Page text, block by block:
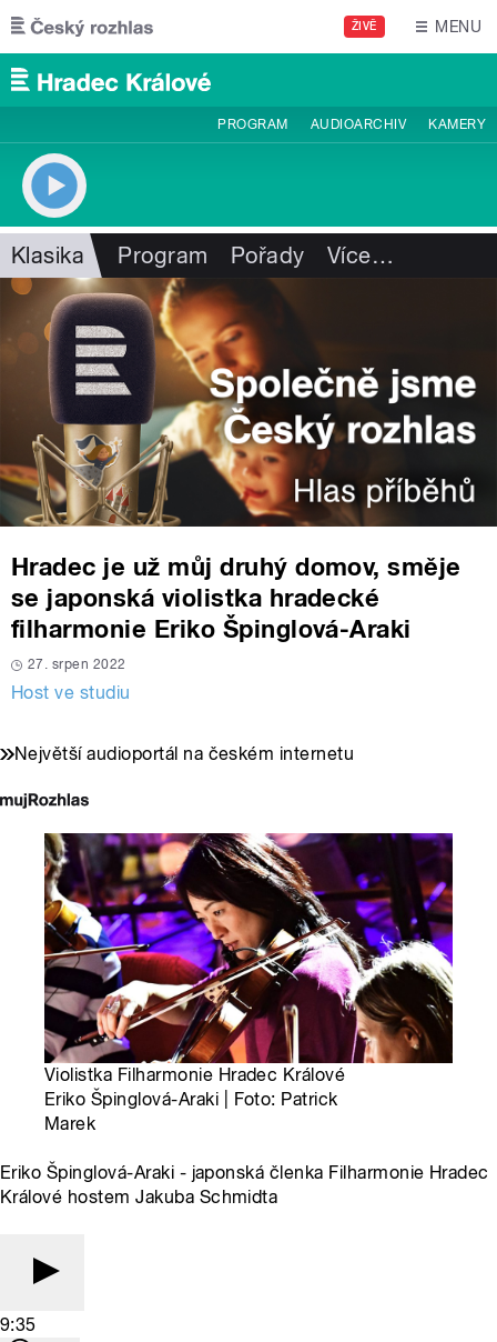
Přejít k hlavnímu obsahu
ŽIVĚ MENU
PROGRAM AUDIOARCHIV KAMERY
Klasika Program Pořady Více…
Hradec je už můj druhý domov, směje
se japonská violistka hradecké
filharmonie Eriko Špinglová-Araki
27. srpen 2022
Host ve studiu
Největší audioportál na českém internetu
Violistka Filharmonie Hradec Králové
Eriko Špinglová-Araki | Foto: Patrick
Marek
Eriko Špinglová-Araki - japonská členka Filharmonie Hradec
Králové hostem Jakuba Schmidta
9:35